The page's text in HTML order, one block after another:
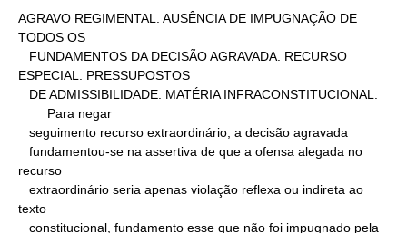
AGRAVO REGIMENTAL. AUSÊNCIA DE IMPUGNAÇÃO DE
TODOS OS
ESPECIAL. PRESSUPOSTOS
recurso
texto